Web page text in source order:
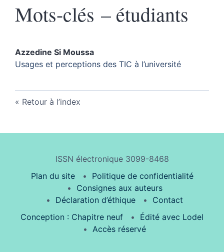
Mots-clés – étudiants
Azzedine Si Moussa
Usages et perceptions des TIC à l’université
Retour à l’index
ISSN électronique 3099-8468
Plan du site
Politique de confidentialité
Consignes aux auteurs
Déclaration d’éthique
Contact
Conception : Chapitre neuf
Édité avec Lodel
Accès réservé